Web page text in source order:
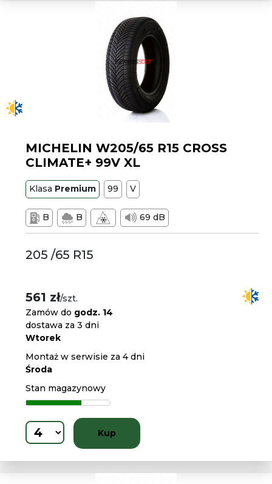
MICHELIN W205/65 R15 CROSS
CLIMATE+ 99V XL
Klasa Premium 99 V
B B 69 dB
205 /65 R15
561 zł/szt.
Zamów do godz. 14
dostawa za 3 dni
Wtorek
Montaż w serwisie za 4 dni
Środa
Stan magazynowy
Kup